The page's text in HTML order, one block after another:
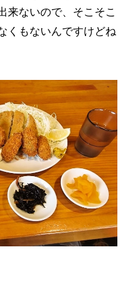
来ないので、そこそこ
くもないんですけどね